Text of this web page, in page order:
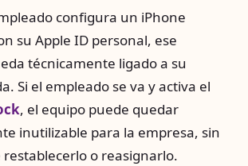
configura un iPhone
su Apple ID personal, ese
técnicamente ligado a su
Si el empleado se va y activa el
, el equipo puede quedar
inutilizable para la empresa, sin
restablecerlo o reasignarlo.